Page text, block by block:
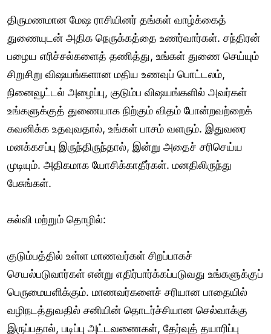
திருமணமான மேஷ ராசியினர் தங்கள் வாழ்க்கைத்
துணையுடன் அதிக நெருக்கத்தை உணர்வார்கள். சந்திரன்
பழைய எரிச்சல்களைத் தணித்து, உங்கள் துணை செய்யும்
சிறுசிறு விஷயங்களான மதிய உணவுப் பொட்டலம்,
நினைவூட்டல் அழைப்பு, குடும்ப விஷயங்களில் அவர்கள்
உங்களுக்குத் துணையாக நிற்கும் விதம் போன்றவற்றைக்
கவனிக்க உதவுவதால், உங்கள் பாசம் வளரும். இதுவரை
மனக்கசப்பு இருந்திருந்தால், இன்று அதைச் சரிசெய்ய
முடியும். அதிகமாக யோசிக்காதீர்கள். மனதிலிருந்து
பேசுங்கள்.
கல்வி மற்றும் தொழில்:
குடும்பத்தில் உள்ள மாணவர்கள் சிறப்பாகச்
செயல்படுவார்கள் என்று எதிர்பார்க்கப்படுவது உங்களுக்குப்
பெருமையளிக்கும். மாணவர்களைச் சரியான பாதையில்
வழிநடத்துவதில் சனியின் தொடர்ச்சியான செல்வாக்கு
இருப்பதால், படிப்பு அட்டவணைகள், தேர்வுத் தயாரிப்பு